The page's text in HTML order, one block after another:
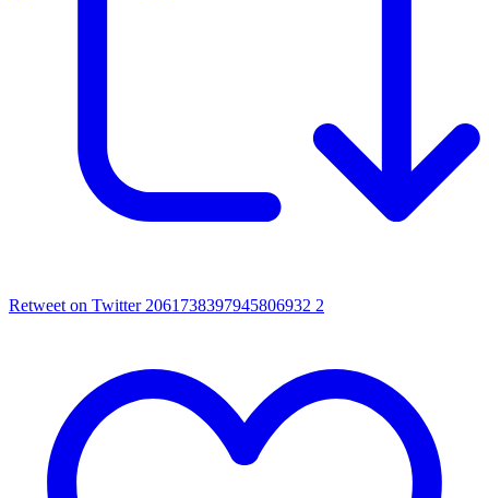
Retweet on Twitter 2061738397945806932 2